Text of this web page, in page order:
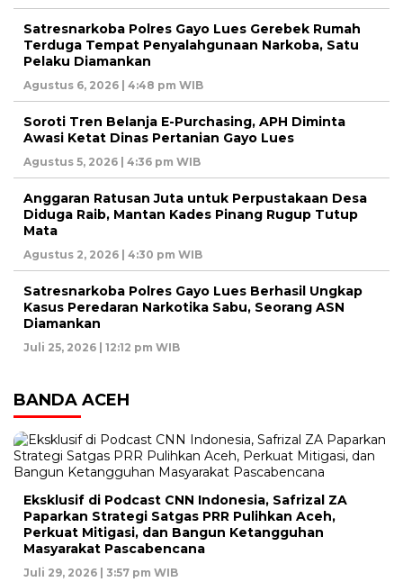
Satresnarkoba Polres Gayo Lues Gerebek Rumah
Terduga Tempat Penyalahgunaan Narkoba, Satu
Pelaku Diamankan
Agustus 6, 2026 | 4:48 pm WIB
Soroti Tren Belanja E-Purchasing, APH Diminta
Awasi Ketat Dinas Pertanian Gayo Lues
Agustus 5, 2026 | 4:36 pm WIB
Anggaran Ratusan Juta untuk Perpustakaan Desa
Diduga Raib, Mantan Kades Pinang Rugup Tutup
Mata
Agustus 2, 2026 | 4:30 pm WIB
Satresnarkoba Polres Gayo Lues Berhasil Ungkap
Kasus Peredaran Narkotika Sabu, Seorang ASN
Diamankan
Juli 25, 2026 | 12:12 pm WIB
BANDA ACEH
Eksklusif di Podcast CNN Indonesia, Safrizal ZA
Paparkan Strategi Satgas PRR Pulihkan Aceh,
Perkuat Mitigasi, dan Bangun Ketangguhan
Masyarakat Pascabencana
Juli 29, 2026 | 3:57 pm WIB